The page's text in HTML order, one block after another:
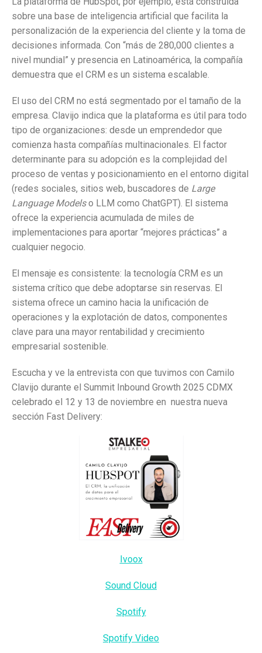
sobre una base de inteligencia artificial que facilita la
personalización de la experiencia del cliente y la toma de
decisiones informada. Con “más de 280,000 clientes a
nivel mundial” y presencia en Latinoamérica, la compañía
demuestra que el CRM es un sistema escalable.
El uso del CRM no está segmentado por el tamaño de la
empresa. Clavijo indica que la plataforma es útil para todo
tipo de organizaciones: desde un emprendedor que
comienza hasta compañías multinacionales. El factor
determinante para su adopción es la complejidad del
proceso de ventas y posicionamiento en el entorno digital
(redes sociales, sitios web, buscadores de Large
Language Modelso LLM como ChatGPT). El sistema
ofrece la experiencia acumulada de miles de
implementaciones para aportar “mejores prácticas” a
cualquier negocio.
El mensaje es consistente: la tecnología CRM es un
sistema crítico que debe adoptarse sin reservas. El
sistema ofrece un camino hacia la unificación de
operaciones y la explotación de datos, componentes
clave para una mayor rentabilidad y crecimiento
empresarial sostenible.
Escucha y ve la entrevista con que tuvimos con Camilo
Clavijo durante el Summit Inbound Growth 2025 CDMX
celebrado el 12 y 13 de noviembre en nuestra nueva
sección Fast Delivery:
Ivoox
Sound Cloud
Spotify
Spotify Video